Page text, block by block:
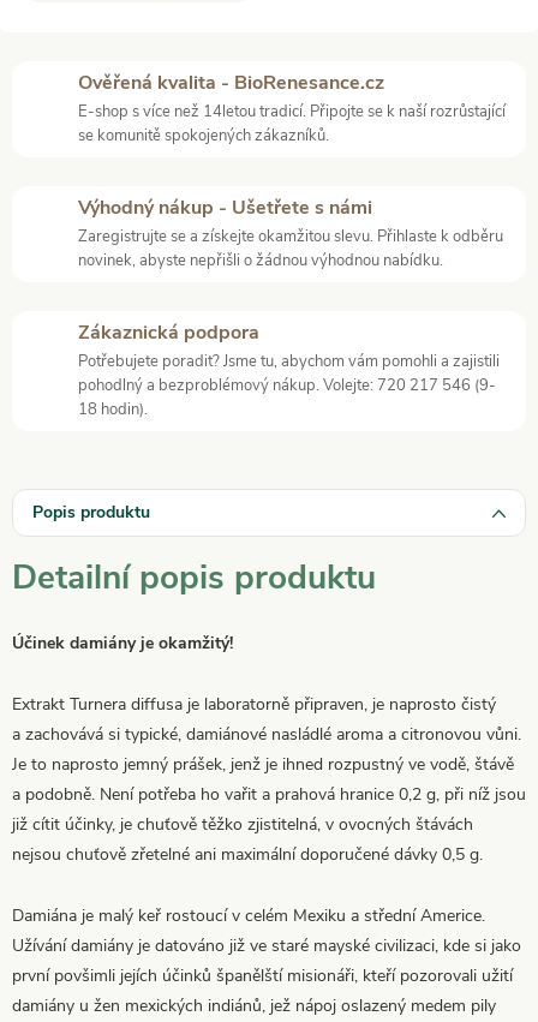
Ověřená kvalita - BioRenesance.cz
E-shop s více než 14letou tradicí. Připojte se k naší rozrůstající
se komunitě spokojených zákazníků.
Výhodný nákup - Ušetřete s námi
Zaregistrujte se a získejte okamžitou slevu. Přihlaste k odběru
novinek, abyste nepřišli o žádnou výhodnou nabídku.
Zákaznická podpora
Potřebujete poradit? Jsme tu, abychom vám pomohli a zajistili
pohodlný a bezproblémový nákup. Volejte: 720 217 546 (9-
18 hodin).
Popis produktu
Detailní popis produktu
Účinek damiány je okamžitý!
Extrakt Turnera diffusa je laboratorně připraven, je naprosto čistý
a zachovává si typické, damiánové nasládlé aroma a citronovou vůni.
Je to naprosto jemný prášek, jenž je ihned rozpustný ve vodě, štávě
a podobně. Není potřeba ho vařit a prahová hranice 0,2 g, při níž jsou
již cítit účinky, je chuťově těžko zjistitelná, v ovocných štávách
nejsou chuťově zřetelné ani maximální doporučené dávky 0,5 g.
Damiána je malý keř rostoucí v celém Mexiku a střední Americe.
Užívání damiány je datováno již ve staré mayské civilizaci, kde si jako
první povšimli jejích účinků španělští misionáři, kteří pozorovali užití
damiány u žen mexických indiánů, jež nápoj oslazený medem pily